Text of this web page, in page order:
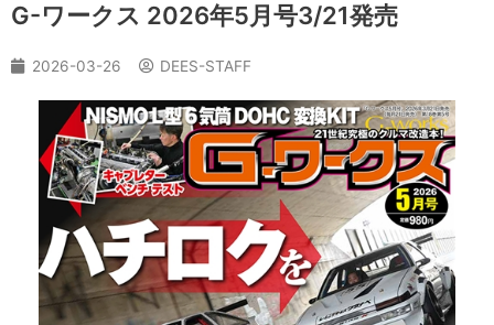
G-ワークス 2026年5月号3/21発売
2026-03-26 DEES-STAFF